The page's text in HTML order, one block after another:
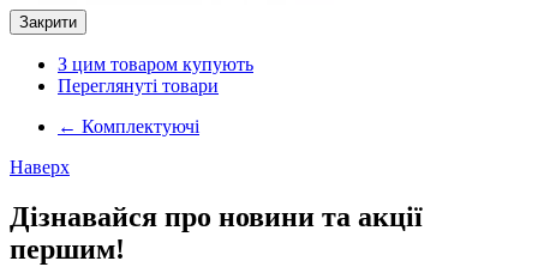
Закрити
З цим товаром купують
Переглянуті товари
← Комплектуючі
Наверх
Дізнавайся про новини та акції
першим!